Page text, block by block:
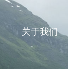
关于我们